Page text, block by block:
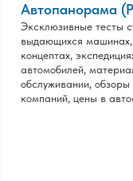
Автопанорама
Эксклюзивные тесты
выдающихся машинах,
концептах,
автомобилей,
обслуживании,
компаний, цены в